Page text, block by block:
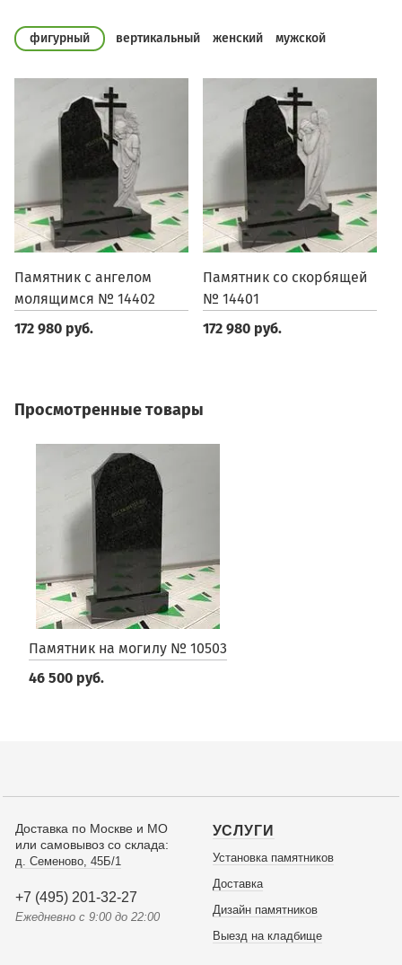
фигурный вертикальный женский мужской
Памятник с ангелом
молящимся № 14402
172 980 руб.
Памятник со скорбящей
№ 14401
172 980 руб.
Просмотренные товары
Памятник на могилу № 10503
46 500 руб.
Доставка по Москве и МО
или самовывоз со склада:
д. Семеново, 45Б/1
+7 (495) 201-32-27
Ежедневно с 9:00 до 22:00
УСЛУГИ
Установка памятников
Доставка
Дизайн памятников
Выезд на кладбище